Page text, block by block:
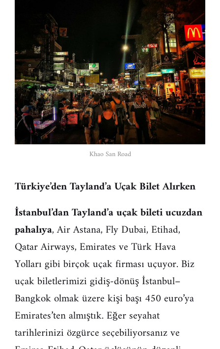
Khao San Road
Türkiye’den Tayland’a Uçak Bilet Alırken
İstanbul’dan Tayland’a uçak bileti ucuzdan
pahalıya, Air Astana, Fly Dubai, Etihad,
Qatar Airways, Emirates ve Türk Hava
Yolları gibi birçok uçak firması uçuyor. Biz
uçak biletlerimizi gidiş-dönüş İstanbul–
Bangkok olmak üzere kişi başı 450 euro’ya
Emirates’ten almıştık. Eğer seyahat
tarihlerinizi özgürce seçebiliyorsanız ve